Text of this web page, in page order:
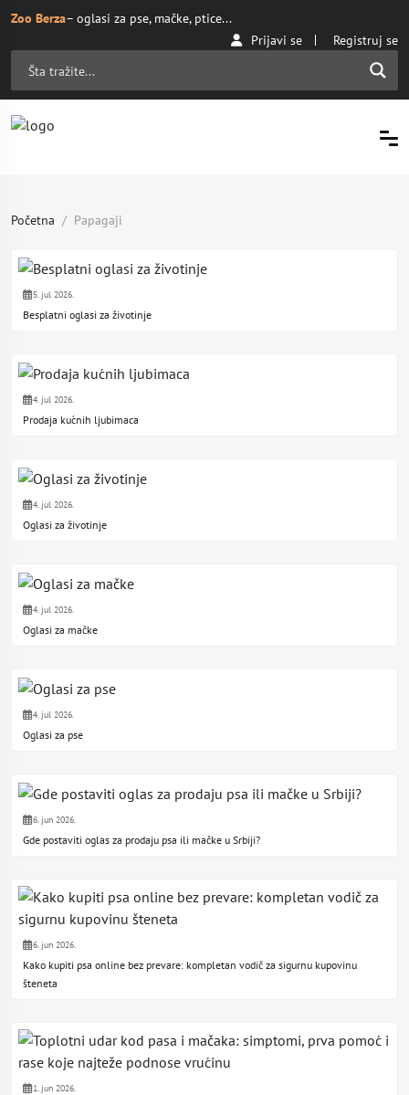
Zoo Berza– oglasi za pse, mačke, ptice...
Prijavi se
Registruj se
Početna Papagaji
5. jul 2026.
Besplatni oglasi za životinje
4. jul 2026.
Prodaja kućnih ljubimaca
4. jul 2026.
Oglasi za životinje
4. jul 2026.
Oglasi za mačke
4. jul 2026.
Oglasi za pse
6. jun 2026.
Gde postaviti oglas za prodaju psa ili mačke u Srbiji?
6. jun 2026.
Kako kupiti psa online bez prevare: kompletan vodič za sigurnu kupovinu
šteneta
1. jun 2026.